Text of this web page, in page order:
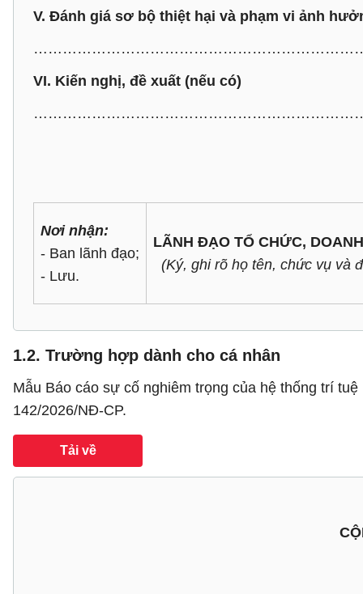
V. Đánh giá sơ bộ thiệt hại và phạm vi ảnh
VI. Kiến nghị, đề xuất (nếu có)
Nơi nhận:
- Ban lãnh đạo;
- Lưu.
LÃNH ĐẠO TỔ CHỨC,
(Ký, ghi rõ họ tên, chức vụ và
1.2. Trường hợp dành cho cá nhân
Mẫu Báo cáo sự cố nghiêm trọng của hệ thống trí
142/2026/NĐ-CP.
Tải về